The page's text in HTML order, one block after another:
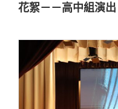
花絮－－高中組演出